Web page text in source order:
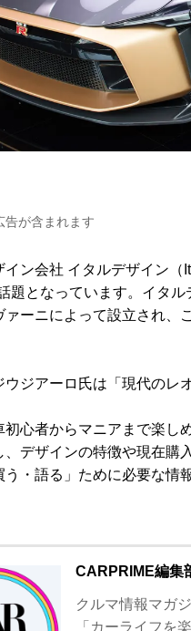
が含まれます
イン会社 イタルデザイン
題となっています。イタ
ァーニによって設立され、
ウジアーロ氏は「現代のレ
初心者からマニアまで楽し
、デザインの特徴や現在購
う・語る」ために必要な情
CARPRIME編集
クルマ情報マガ
「カーライフを